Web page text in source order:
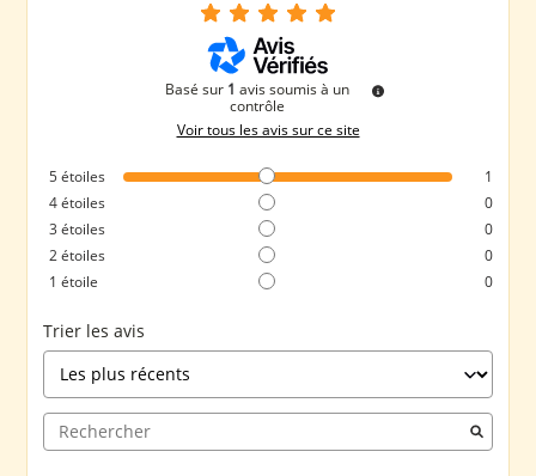
Basé sur 1 avis soumis à un
contrôle
Voir tous les avis sur ce site
5étoiles
1
4étoiles
0
3étoiles
0
2étoiles
0
1étoile 0
Trier les avis